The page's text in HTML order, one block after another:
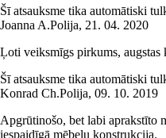
Šī atsauksme tika automātiski
Joanna A.Polija, 21. 04. 2020
Ļoti veiksmīgs pirkums, augstas
Šī atsauksme tika automātiski
Konrad Ch.Polija, 09. 10. 2019
Apgrūtinošo, bet labi aprakstīto
iespaidīgā mēbeļu konstrukcija.